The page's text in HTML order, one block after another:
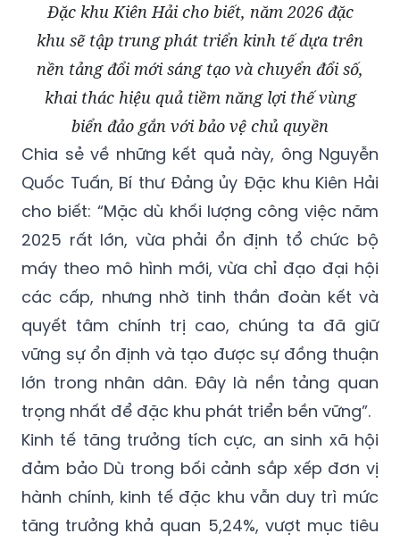
Đặc khu Kiên Hải cho biết, năm 2026 đặc
khu sẽ tập trung phát triển kinh tế dựa trên
nền tảng đổi mới sáng tạo và chuyển đổi số,
khai thác hiệu quả tiềm năng lợi thế vùng
biển đảo gắn với bảo vệ chủ quyền
Chia sẻ về những kết quả này, ông Nguyễn
Quốc Tuấn, Bí thư Đảng ủy Đặc khu Kiên Hải
cho biết: “Mặc dù khối lượng công việc năm
2025 rất lớn, vừa phải ổn định tổ chức bộ
máy theo mô hình mới, vừa chỉ đạo đại hội
các cấp, nhưng nhờ tinh thần đoàn kết và
quyết tâm chính trị cao, chúng ta đã giữ
vững sự ổn định và tạo được sự đồng thuận
lớn trong nhân dân. Đây là nền tảng quan
trọng nhất để đặc khu phát triển bền vững”.
Kinh tế tăng trưởng tích cực, an sinh xã hội
đảm bảo Dù trong bối cảnh sắp xếp đơn vị
hành chính, kinh tế đặc khu vẫn duy trì mức
tăng trưởng khả quan 5,24%, vượt mục tiêu